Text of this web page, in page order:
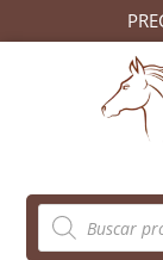
Búsqueda
de
productos